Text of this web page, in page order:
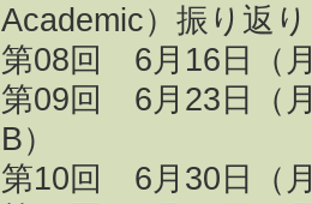
Academic）振り返り
第08回 6月16日（
第09回 6月23日（
B）
第10回 6月30日（